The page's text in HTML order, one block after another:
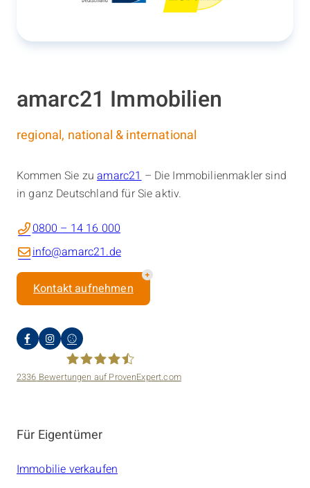
amarc21 Immobilien
regional, national & international
Kommen Sie zuamarc21 – Die Immobilienmakler sind
in ganz Deutschland für Sie aktiv.
0800 – 14 16 000
info@amarc21.de
Kontakt aufnehmen
2336 Bewertungen auf ProvenExpert.com
Für Eigentümer
Immobilie verkaufen